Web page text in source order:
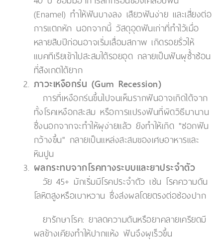
(Enamel) ทำให้ฟันบางลง เสียวฟันง่าย และเสี่ยงต่อ
การแตกหัก นอกจากนี้ วัสดุอุดฟันเก่าที่ทำไว้เมื่อ
หลายสิบปีก่อนอาจเริ่มเสื่อมสภาพ เกิดรอยรั่วให้
แบคทีเรียเข้าไปสะสมใต้รอยอุด กลายเป็นฟันผุซ้ำซ้อน
ที่สังเกตได้ยาก
ภาวะเหงือกร่น (Gum Recession)
การที่เหงือกร่นขึ้นไปจนเห็นรากฟันอาจเกิดได้จาก
ทั้งโรคเหงือกสะสม หรือการแปรงฟันที่ผิดวิธีมานาน
ซึ่งนอกจากจะทำให้ผุง่ายแล้ว ยังทำให้เกิด "ซอกฟัน
กว้างขึ้น" กลายเป็นแหล่งสะสมของเศษอาหารและ
หินปูน
ผลกระทบจากโรคทางระบบและยาประจำตัว
วัย 45+ มักเริ่มมีโรคประจำตัว เช่น โรคความดัน
โลหิตสูงหรือเบาหวาน ซึ่งส่งผลโดยตรงต่อช่องปาก
ยารักษาโรค: ยาลดความดันหรือยาคลายเครียดมี
ผลข้างเคียงทำให้ปากแห้ง ฟันจึงผุเร็วขึ้น